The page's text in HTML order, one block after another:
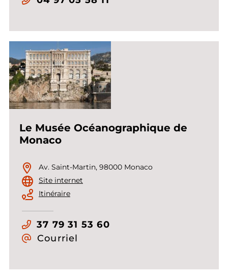
Le Musée Océanographique de
Monaco
Av. Saint-Martin, 98000 Monaco
Site internet
Itinéraire
37 79 31 53 60
Courriel